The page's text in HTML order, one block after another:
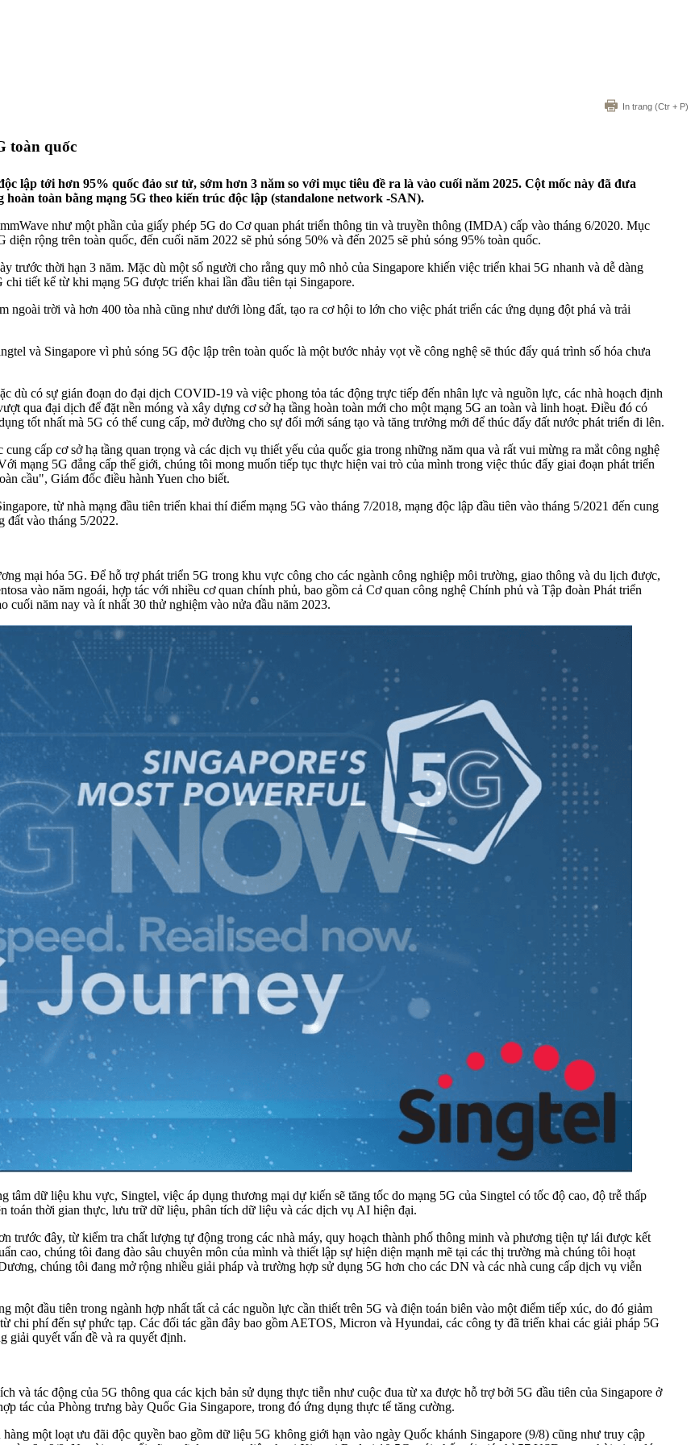
In trang (Ctr + P)
toàn quốc
lập tới hơn 95% quốc đảo sư tử, sớm hơn 3 năm so với mục tiêu đề ra là vào cuối năm 2025. Cột mốc này đã đưa
toàn bằng mạng 5G theo kiến trúc độc lập (standalone network -SAN).
như một phần của giấy phép 5G do Cơ quan phát triển thông tin và truyền thông (IMDA) cấp vào tháng 6/2020. Mục
rộng trên toàn quốc, đến cuối năm 2022 sẽ phủ sóng 50% và đến 2025 sẽ phủ sóng 95% toàn quốc.
trước thời hạn 3 năm. Mặc dù một số người cho rằng quy mô nhỏ của Singapore khiến việc triển khai 5G nhanh và dễ dàng
tiết kể từ khi mạng 5G được triển khai lần đầu tiên tại Singapore.
ngoài trời và hơn 400 tòa nhà cũng như dưới lòng đất, tạo ra cơ hội to lớn cho việc phát triển các ứng dụng đột phá và trải
và Singapore vì phủ sóng 5G độc lập trên toàn quốc là một bước nhảy vọt về công nghệ sẽ thúc đẩy quá trình số hóa chưa
dù có sự gián đoạn do đại dịch COVID-19 và việc phong tỏa tác động trực tiếp đến nhân lực và nguồn lực, các nhà hoạch định
qua đại dịch để đặt nền móng và xây dựng cơ sở hạ tầng hoàn toàn mới cho một mạng 5G an toàn và linh hoạt. Điều đó có
tốt nhất mà 5G có thể cung cấp, mở đường cho sự đổi mới sáng tạo và tăng trưởng mới để thúc đẩy đất nước phát triển đi lên.
cấp cơ sở hạ tầng quan trọng và các dịch vụ thiết yếu của quốc gia trong những năm qua và rất vui mừng ra mắt công nghệ
mạng 5G đẳng cấp thế giới, chúng tôi mong muốn tiếp tục thực hiện vai trò của mình trong việc thúc đẩy giai đoạn phát triển
cầu", Giám đốc điều hành Yuen cho biết.
từ nhà mạng đầu tiên triển khai thí điểm mạng 5G vào tháng 7/2018, mạng độc lập đầu tiên vào tháng 5/2021 đến cung
đất vào tháng 5/2022.
mại hóa 5G. Để hỗ trợ phát triển 5G trong khu vực công cho các ngành công nghiệp môi trường, giao thông và du lịch được,
vào năm ngoái, hợp tác với nhiều cơ quan chính phủ, bao gồm cả Cơ quan công nghệ Chính phủ và Tập đoàn Phát triển
cuối năm nay và ít nhất 30 thử nghiệm vào nửa đầu năm 2023.
dữ liệu khu vực, Singtel, việc áp dụng thương mại dự kiến sẽ tăng tốc do mạng 5G của Singtel có tốc độ cao, độ trễ thấp
toán thời gian thực, lưu trữ dữ liệu, phân tích dữ liệu và các dịch vụ AI hiện đại.
trước đây, từ kiểm tra chất lượng tự động trong các nhà máy, quy hoạch thành phố thông minh và phương tiện tự lái được kết
cao, chúng tôi đang đào sâu chuyên môn của mình và thiết lập sự hiện diện mạnh mẽ tại các thị trường mà chúng tôi hoạt
chúng tôi đang mở rộng nhiều giải pháp và trường hợp sử dụng 5G hơn cho các DN và các nhà cung cấp dịch vụ viễn
một đầu tiên trong ngành hợp nhất tất cả các nguồn lực cần thiết trên 5G và điện toán biên vào một điểm tiếp xúc, do đó giảm
chi phí đến sự phức tạp. Các đối tác gần đây bao gồm AETOS, Micron và Hyundai, các công ty đã triển khai các giải pháp 5G
giải quyết vấn đề và ra quyết định.
và tác động của 5G thông qua các kịch bản sử dụng thực tiễn như cuộc đua từ xa được hỗ trợ bởi 5G đầu tiên của Singapore ở
tác của Phòng trưng bày Quốc Gia Singapore, trong đó ứng dụng thực tế tăng cường.
một loạt ưu đãi độc quyền bao gồm dữ liệu 5G không giới hạn vào ngày Quốc khánh Singapore (9/8) cũng như truy cập